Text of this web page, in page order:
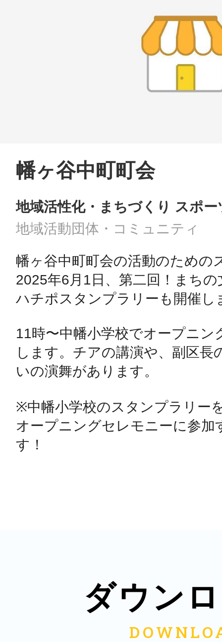
幡ヶ谷中町町会
地域活性化・まちづくり スポ
地域活動団体・コミュニティ
幡ヶ谷中町町会の活動のための
2025年6月1日、第二回！まち
ハチポスタンプラリーも開催し
11時〜中幡小学校でオープニン
します。チアの講演や、副区長
いの演舞があります。
※中幡小学校のスタンプラリー
オープニングセレモニーに参加
ダウン